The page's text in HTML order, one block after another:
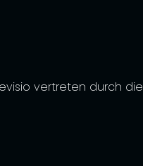
vertreten durch die